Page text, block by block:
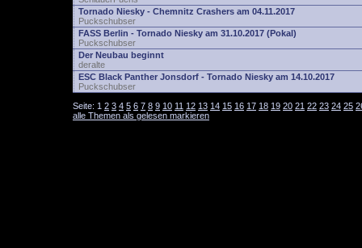
Tornado Niesky - Chemnitz Crashers am 04.11.2017
Puckschubser
FASS Berlin - Tornado Niesky am 31.10.2017 (Pokal)
Puckschubser
Der Neubau beginnt
deralte
ESC Black Panther Jonsdorf - Tornado Niesky am 14.10.2017
Puckschubser
Seite: 1 2 3 4 5 6 7 8 9 10 11 12 13 14 15 16 17 18 19 20 21 22 23 24 25
alle Themen als gelesen markieren